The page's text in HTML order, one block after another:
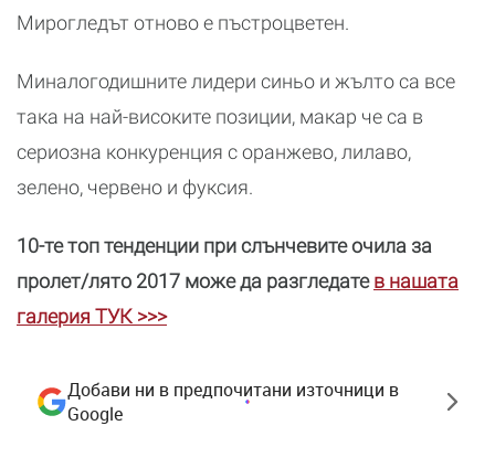
Мирогледът отново е пъстроцветен.
Миналогодишните лидери синьо и жълто са все
така на най-високите позиции, макар че са в
сериозна конкуренция с оранжево, лилаво,
зелено, червено и фуксия.
10-те топ тенденции при слънчевите очила за
пролет/лято 2017 може да разгледатев нашата
галерия ТУК >>>
Добави ни в предпочитани източници в
Google